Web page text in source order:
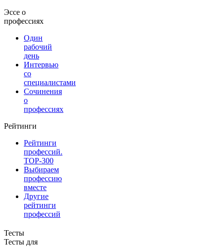
Эссе о
профессиях
Один
рабочий
день
Интервью
со
специалистами
Сочинения
о
профессиях
Рейтинги
Рейтинги
профессий.
TOP-300
Выбираем
профессию
вместе
Другие
рейтинги
профессий
Тесты
Тесты для